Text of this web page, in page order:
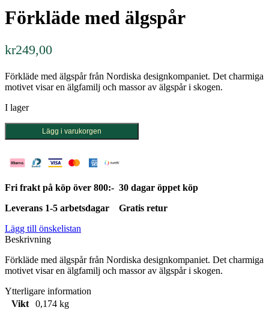
Förkläde med älgspår
kr249,00
Förkläde med älgspår från Nordiska designkompaniet. Det charmiga
motivet visar en älgfamilj och massor av älgspår i skogen.
I lager
Förkläde
med
mängd
Lägg i varukorgen
Fri frakt på köp över 800:- 30 dagar öppet köp
Leverans 1-5 arbetsdagar Gratis retur
Lägg till önskelistan
Beskrivning
Förkläde med älgspår från Nordiska designkompaniet. Det charmiga
motivet visar en älgfamilj och massor av älgspår i skogen.
Ytterligare information
Vikt
0,174 kg